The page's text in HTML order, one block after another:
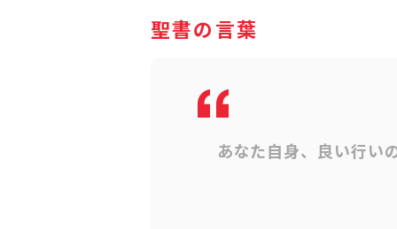
聖書の言葉
あなた自身、良い行い